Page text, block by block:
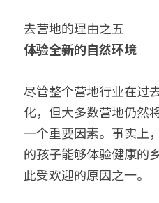
去营地的理由之五
体验全新的自然环境
尽管整个营地行业在过
化，但大多数营地仍然
一个重要因素。事实上
的孩子能够体验健康的
此受欢迎的原因之一。